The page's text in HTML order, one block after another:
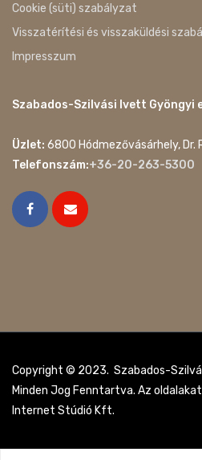
Cookie (süti) szabályzat
Visszatérítési és visszaküldési
Impresszum
Szabados-Szilvási Ivett Gyöngyi
Üzlet: 6800 Hódmezővásárhely, Dr.
Telefonszám:+36-20-263-5300
Copyright © 2023. Szabados-
Minden Jog Fenntartva. Az
Internet Stúdió Kft.